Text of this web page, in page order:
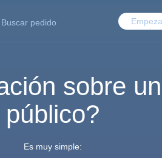
Buscar pedido
sobre
público?
Es muy simple: